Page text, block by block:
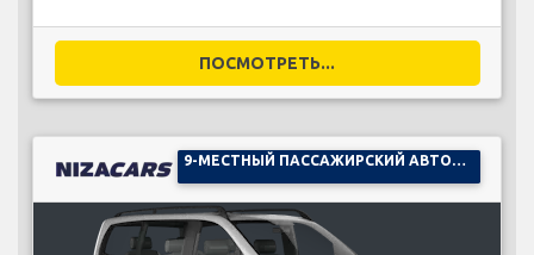
ПОСМОТРЕТЬ...